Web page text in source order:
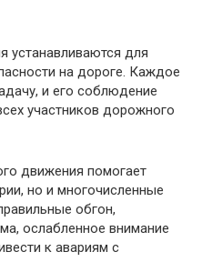
устанавливаются для
на дороге. Каждое
и его соблюдение
участников дорожного
движения помогает
но и многочисленные
обгон,
ослабленное внимание
к авариям с